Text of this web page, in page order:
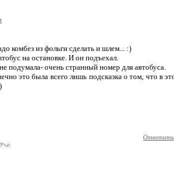
комбез из фольги сделать и шлем... :)
на остановке. И он подъехал.
подумала- очень странный номер для автобуса.
это была всего лишь подсказка о том, что в
Ответить